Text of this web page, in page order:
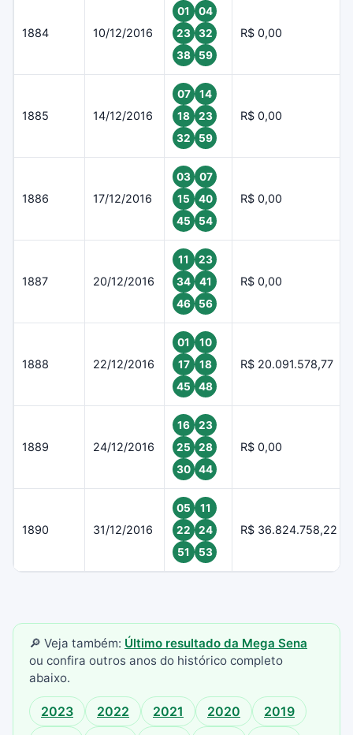
1884 10/12/2016
01
04
23
32
38
59
R$ 0,00
1885 14/12/2016
07
14
18
23
32
59
R$ 0,00
1886 17/12/2016
03
07
15
40
45
54
R$ 0,00
1887 20/12/2016
11
23
34
41
46
56
R$ 0,00
1888 22/12/2016
01
10
17
18
45
48
R$ 20.091.578,77
1889 24/12/2016
16
23
25
28
30
44
R$ 0,00
1890 31/12/2016
05
11
22
24
51
53
R$ 36.824.758,22
🔎 Veja também: Último resultado da Mega Sena
ou confira outros anos do histórico completo
abaixo.
2023 2022 2021 2020
2019